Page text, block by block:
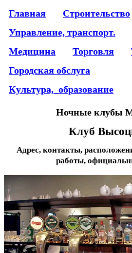
Главная
Строительство
Управление, транспорт.
Медицина
Торговля
Городская обслуга
Культура,_образование
Ночные клубы
Клуб
Адрес, контакты,
работы,